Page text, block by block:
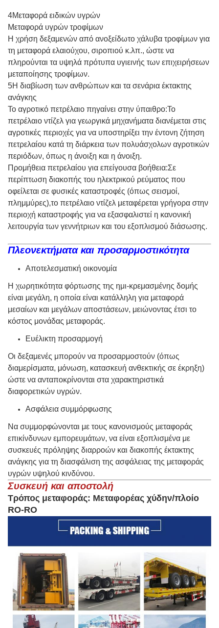
4Μεταφορά ειδικών υγρών
Μεταφορά υγρών τροφίμων
Η χρήση δεξαμενών από ανοξείδωτο χάλυβα τροφίμων για
τη μεταφορά ελαιούχου, σιροπιού κ.λπ., ώστε να
πληρούνται τα υψηλά πρότυπα υγιεινής των επιχειρήσεων
μεταποίησης τροφίμων.
5Η διαβίωση των ανθρώπων και τα σενάρια έκτακτης
ανάγκης
Το αγροτικό πετρέλαιο πηγαίνει στην ύπαιθρο:Το
πετρέλαιο ντίζελ για γεωργικά μηχανήματα διανέμεται στις
αγροτικές περιοχές για να υποστηρίξει την έντονη ζήτηση
πετρελαίου κατά τη διάρκεια των πολυάσχολων αγροτικών
περιόδων, όπως η άνοιξη και η άνοιξη.
Προμήθεια πετρελαίου για επείγουσα βοήθεια:Σε
περίπτωση διακοπής του ηλεκτρικού ρεύματος που
οφείλεται σε φυσικές καταστροφές (όπως σεισμοί,
πλημμύρες),το πετρέλαιο ντίζελ μεταφέρεται γρήγορα στην
περιοχή καταστροφής για να εξασφαλιστεί η κανονική
λειτουργία των γεννήτριων και του εξοπλισμού διάσωσης.
Πλεονεκτήματα και προσαρμοστικότητα
Αποτελεσματική οικονομία
Η χωρητικότητα φόρτωσης της ημι-κρεμασμένης δομής
είναι μεγάλη, η οποία είναι κατάλληλη για μεταφορά
μεσαίων και μεγάλων αποστάσεων, μειώνοντας έτσι το
κόστος μονάδας μεταφοράς.
Ευέλικτη προσαρμογή
Οι δεξαμενές μπορούν να προσαρμοστούν (όπως
διαμερίσματα, μόνωση, κατασκευή ανθεκτικής σε έκρηξη)
ώστε να ανταποκρίνονται στα χαρακτηριστικά
διαφορετικών υγρών.
Ασφάλεια συμμόρφωσης
Να συμμορφώνονται με τους κανονισμούς μεταφοράς
επικίνδυνων εμπορευμάτων, να είναι εξοπλισμένα με
συσκευές πρόληψης διαρροών και διακοπής έκτακτης
ανάγκης για τη διασφάλιση της ασφάλειας της μεταφοράς
υγρών υψηλού κινδύνου.
Συσκευή και αποστολή
Τρόπος μεταφοράς: Μεταφορέας χύδην/πλοίο
RO-RO